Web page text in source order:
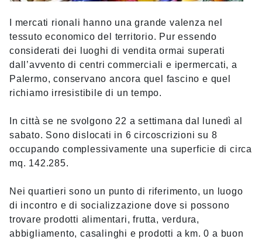
I mercati rionali hanno una grande valenza nel
tessuto economico del territorio. Pur essendo
considerati dei luoghi di vendita ormai superati
dall’avvento di centri commerciali e ipermercati, a
Palermo, conservano ancora quel fascino e quel
richiamo irresistibile di un tempo.
In città se ne svolgono 22 a settimana dal lunedì al
sabato. Sono dislocati in 6 circoscrizioni su 8
occupando complessivamente una superficie di circa
mq. 142.285.
Nei quartieri sono un punto di riferimento, un luogo
di incontro e di socializzazione dove si possono
trovare prodotti alimentari, frutta, verdura,
abbigliamento, casalinghi e prodotti a km. 0 a buon